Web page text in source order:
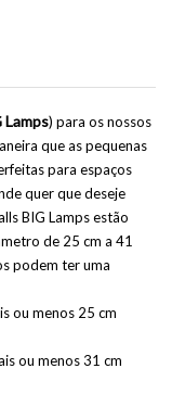
Lamps) para os nossos
que as pequenas
para espaços
quer que deseje
BIG Lamps estão
de 25 cm a 41
podem ter uma
ou menos 25 cm
ou menos 31 cm